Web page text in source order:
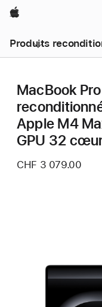
Apple
Produits
MacBook
Apple M4
GPU 32
CHF 3 079.00